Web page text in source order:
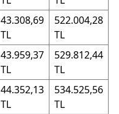
43.308,69
TL
522.004,28
TL
43.959,37
TL
529.812,44
TL
44.352,13
TL
534.525,56
TL